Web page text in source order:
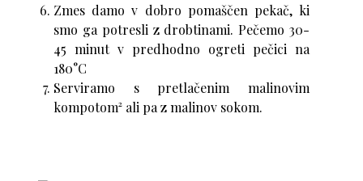
Zmes damo v dobro pomaščen pekač, ki
smo ga potresli z drobtinami. Pečemo 30-
45 minut v predhodno ogreti pečici na
180°C
Serviramo s pretlačenim malinovim
kompotom² ali pa z malinov sokom.